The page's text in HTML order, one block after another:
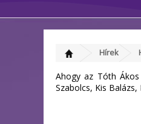
Hírek
Ahogy az Tóth
Szabolcs, Kis